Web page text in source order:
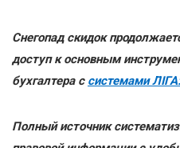
Снегопад скидок
доступ к основным
бухгалтера с системами
Полный источник